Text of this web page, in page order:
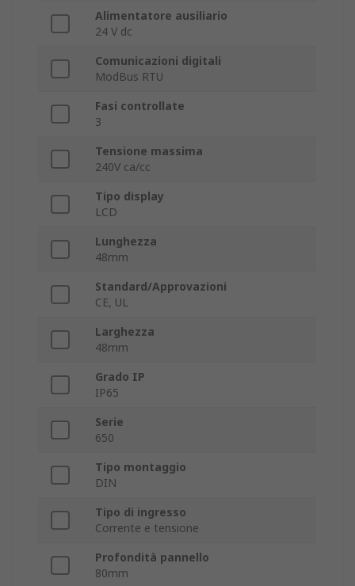
Alimentatore ausiliario
24 V dc
Comunicazioni digitali
ModBus RTU
Fasi controllate
3
Tensione massima
240V ca/cc
Tipo display
LCD
Lunghezza
48mm
Standard/Approvazioni
CE, UL
Larghezza
48mm
Grado IP
IP65
Serie
650
Tipo montaggio
DIN
Tipo di ingresso
Corrente e tensione
Profondità pannello
80mm